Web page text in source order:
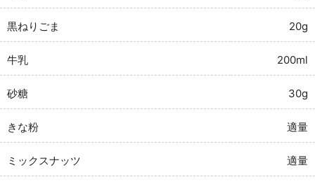
黒ねりごま 20g
牛乳 200ml
砂糖 30g
きな粉 適量
ミックスナッツ 適量